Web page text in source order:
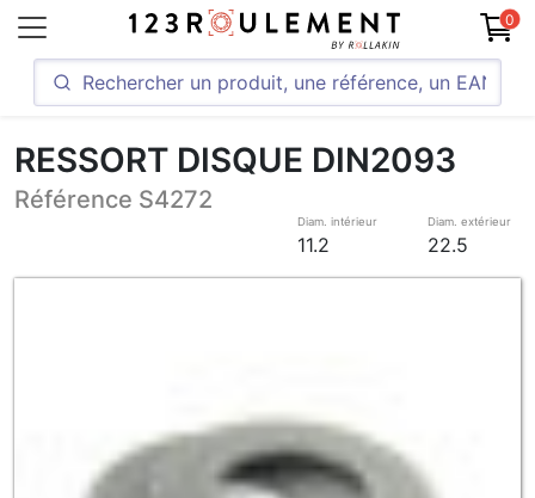
0
RESSORT DISQUE DIN2093
Référence S4272
Diam. intérieur
11.2
Diam. extérieur
22.5